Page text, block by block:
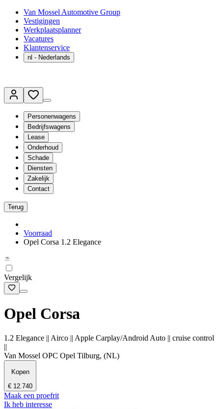
Van Mossel Automotive Group
Vestigingen
Werkplaatsplanner
Vacatures
Klantenservice
nl - Nederlands
Personenwagens
Bedrijfswagens
Lease
Onderhoud
Schade
Diensten
Zakelijk
Contact
Terug
Voorraad
Opel Corsa 1.2 Elegance
Vergelijk
Opel Corsa
1.2 Elegance || Airco || Apple Carplay/Android Auto || cruise control
||
Van Mossel OPC Opel Tilburg, (NL)
Kopen
€ 12.740
Maak een proefrit
Ik heb interesse